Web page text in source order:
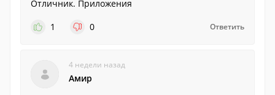
Отличник. Приложения
1
0 Ответить
4 недели назад
Амир